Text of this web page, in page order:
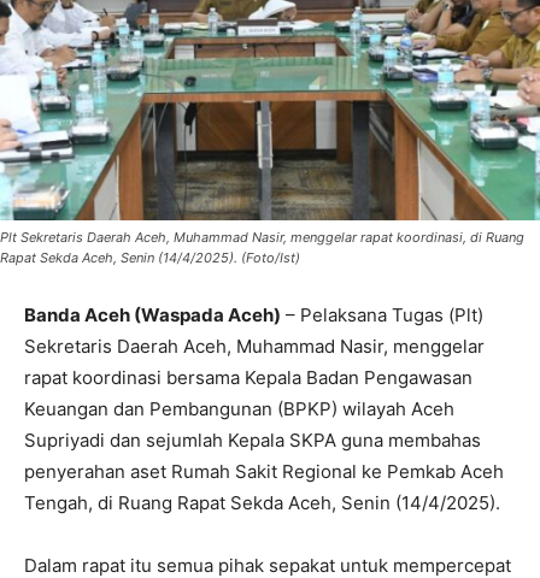
Plt Sekretaris Daerah Aceh, Muhammad Nasir, menggelar rapat koordinasi, di Ruang
Rapat Sekda Aceh, Senin (14/4/2025). (Foto/Ist)
Banda Aceh (Waspada Aceh) – Pelaksana Tugas (Plt)
Sekretaris Daerah Aceh, Muhammad Nasir, menggelar
rapat koordinasi bersama Kepala Badan Pengawasan
Keuangan dan Pembangunan (BPKP) wilayah Aceh
Supriyadi dan sejumlah Kepala SKPA guna membahas
penyerahan aset Rumah Sakit Regional ke Pemkab Aceh
Tengah, di Ruang Rapat Sekda Aceh, Senin (14/4/2025).
Dalam rapat itu semua pihak sepakat untuk mempercepat